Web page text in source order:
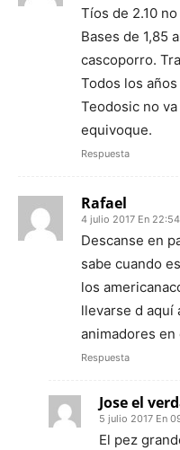
Tíos de 2.10
Bases de 1,85
cascoporro.
Todos los
Teodosic no
equivoque.
Respuesta
Rafael
4 julio 2017 En 22:54
Descanse en
sabe cuando
los
llevarse d aquí
animadores
Respuesta
Jose el
5 julio 2017 En
El pez